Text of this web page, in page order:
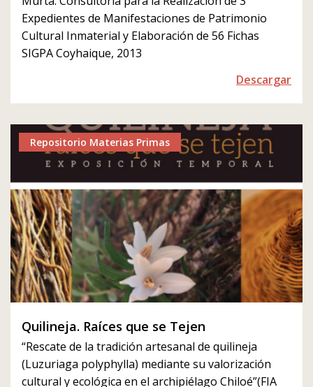
Expedientes de Manifestaciones de Patrimonio
Cultural Inmaterial y Elaboración de 56 Fichas
SIGPA Coyhaique, 2013
Descargar
Repositorio Materias Primas
Quilineja. Raíces que se Tejen
“Rescate de la tradición artesanal de quilineja
(Luzuriaga polyphylla) mediante su valorización
cultural y ecológica en el archipiélago Chiloé”(FIA